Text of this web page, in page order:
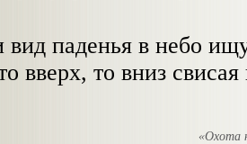
вид паденья в небо
вверх, то вниз
«Охота